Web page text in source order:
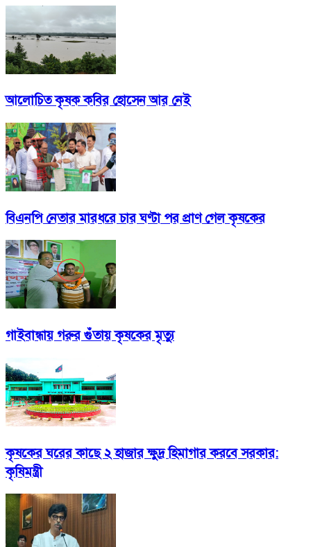
আলোচিত কৃষক কবির হোসেন আর নেই
বিএনপি নেতার মারধরে চার ঘণ্টা পর প্রাণ গেল কৃষকের
গাইবান্ধায় গরুর গুঁতায় কৃষকের মৃত্যু
কৃষকের ঘরের কাছে ২ হাজার ক্ষুদ্র হিমাগার করবে সরকার:
কৃষিমন্ত্রী